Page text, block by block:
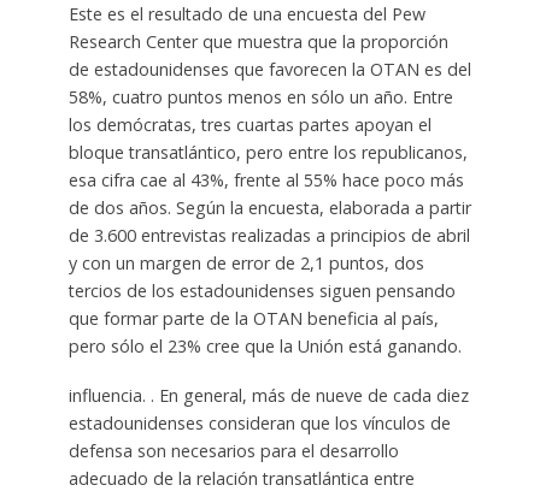
Este es el resultado de una encuesta del Pew
Research Center que muestra que la proporción
de estadounidenses que favorecen la OTAN es del
58%, cuatro puntos menos en sólo un año. Entre
los demócratas, tres cuartas partes apoyan el
bloque transatlántico, pero entre los republicanos,
esa cifra cae al 43%, frente al 55% hace poco más
de dos años. Según la encuesta, elaborada a partir
de 3.600 entrevistas realizadas a principios de abril
y con un margen de error de 2,1 puntos, dos
tercios de los estadounidenses siguen pensando
que formar parte de la OTAN beneficia al país,
pero sólo el 23% cree que la Unión está ganando.
influencia. . En general, más de nueve de cada diez
estadounidenses consideran que los vínculos de
defensa son necesarios para el desarrollo
adecuado de la relación transatlántica entre